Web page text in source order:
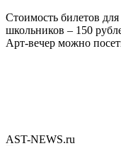
Стоимость билетов
школьников – 150
Арт-вечер можно
AST-NEWS.ru